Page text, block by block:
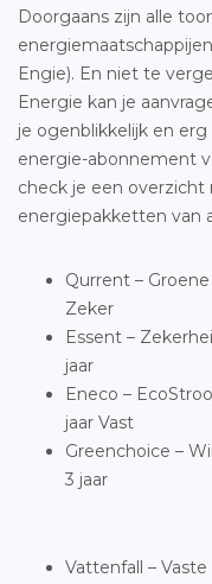
Doorgaans zijn alle
Engie). En niet te
Energie kan je
je ogenblikkelijk en
energie-abonnement
check je een
energiepakketten van
Qurrent –
Zeker
Essent –
jaar
Eneco –
jaar Vast
Greenchoice –
3 jaar
Vattenfall –